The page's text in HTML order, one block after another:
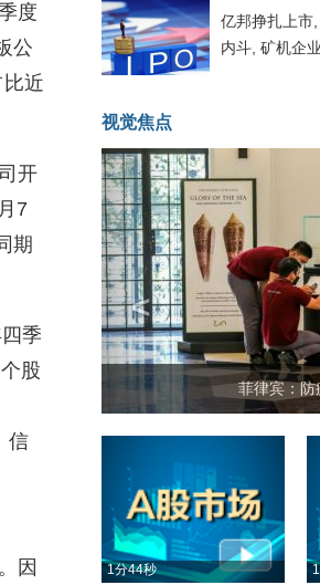
度
公
近
开
7
期
季
股
信
因
亿邦挣扎上市
内斗, 矿机企
视觉焦点
<
1分44秒